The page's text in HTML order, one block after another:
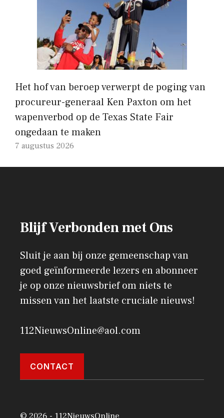
Het hof van beroep verwerpt de poging van
procureur-generaal Ken Paxton om het
wapenverbod op de Texas State Fair
ongedaan te maken
7 augustus 2026
Blijf Verbonden met Ons
Sluit je aan bij onze gemeenschap van
goed geïnformeerde lezers en abonneer
je op onze nieuwsbrief om niets te
missen van het laatste cruciale nieuws!
112NieuwsOnline@aol.com
CONTACT